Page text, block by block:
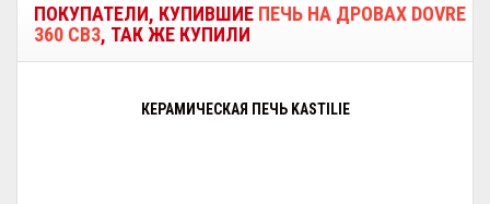
ПОКУПАТЕЛИ, КУПИВШИЕ ПЕЧЬ НА ДРОВАХ DOVRE
360 CB3, ТАК ЖЕ КУПИЛИ
КЕРАМИЧЕСКАЯ ПЕЧЬ KASTILIE